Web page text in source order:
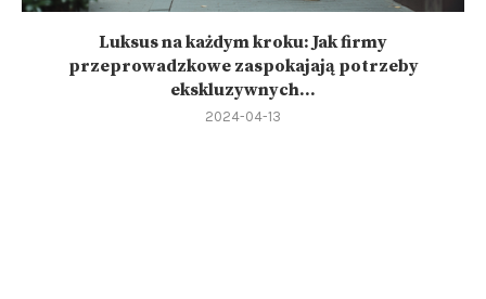
Luksus na każdym kroku: Jak firmy
przeprowadzkowe zaspokajają potrzeby
ekskluzywnych...
2024-04-13